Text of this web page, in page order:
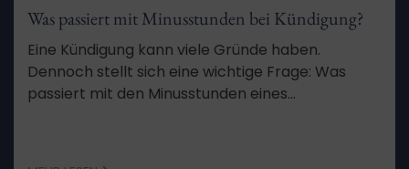
Was passiert mit Minusstunden bei Kündigung?
Eine Kündigung kann viele Gründe haben.
Dennoch stellt sich eine wichtige Frage: Was
passiert mit den Minusstunden eines